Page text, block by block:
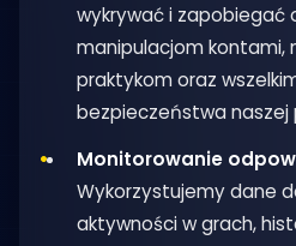
wykrywać i zapobiegać
manipulacjom kontami,
praktykom oraz
bezpieczeństwa naszej
Monitorowanie
Wykorzystujemy dane
aktywności w grach,